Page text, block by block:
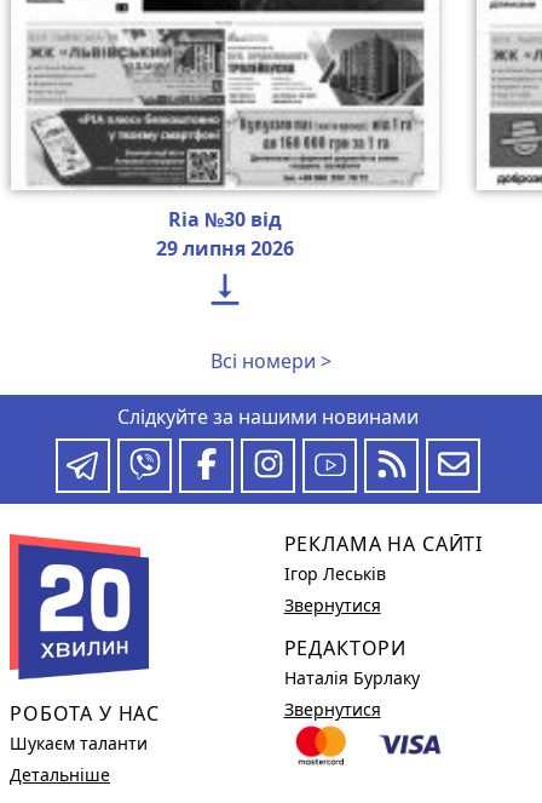
Ria №30 від
29 липня 2026

Всі номери >
Слідкуйте за нашими новинами
РОБОТА У НАС
Шукаєм таланти
Детальніше
РЕКЛАМА НА САЙТІ
Ігор Леськів
Звернутися
РЕДАКТОРИ
Наталія Бурлаку
Звернутися